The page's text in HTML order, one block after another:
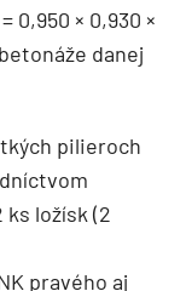
0,950 × 0,930 ×
danej
pilieroch
ks ložísk (2
pravého aj